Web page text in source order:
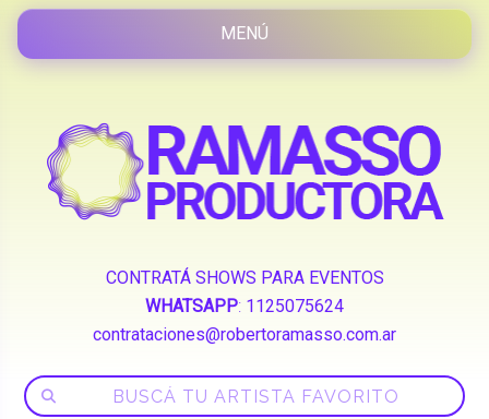
CONTRATÁ SHOWS PARA EVENTOS
WHATSAPP: 1125075624
contrataciones@robertoramasso.com.ar